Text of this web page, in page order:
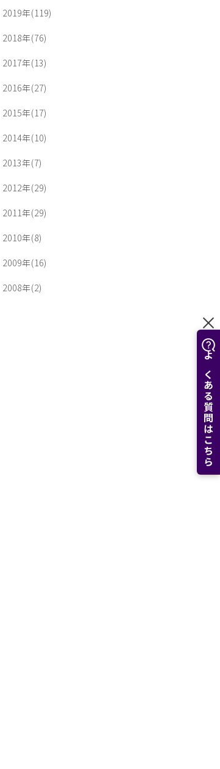
よくある質問はこちら
2019年(119)
2018年(76)
2017年(13)
2016年(27)
2015年(17)
2014年(10)
2013年(7)
2012年(29)
2011年(29)
2010年(8)
2009年(16)
2008年(2)